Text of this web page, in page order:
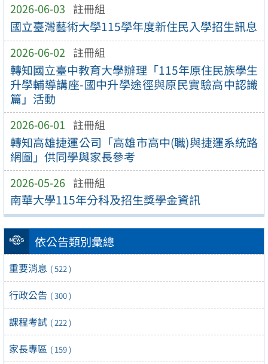
2026-06-03 註冊組
國立臺灣藝術大學115學年度新住民入學招生訊息
2026-06-02 註冊組
轉知國立臺中教育大學辦理「115年原住民族學生
升學輔導講座-國中升學途徑與原民實驗高中認識
篇」活動
2026-06-01 註冊組
轉知高雄捷運公司「高雄市高中(職)與捷運系統路
網圖」供同學與家長參考
2026-05-26 註冊組
南華大學115年分科及招生獎學金資訊
依公告類別彙總
重要消息 ( 522 )
行政公告 ( 300 )
課程考試 ( 222 )
家長專區 ( 159 )